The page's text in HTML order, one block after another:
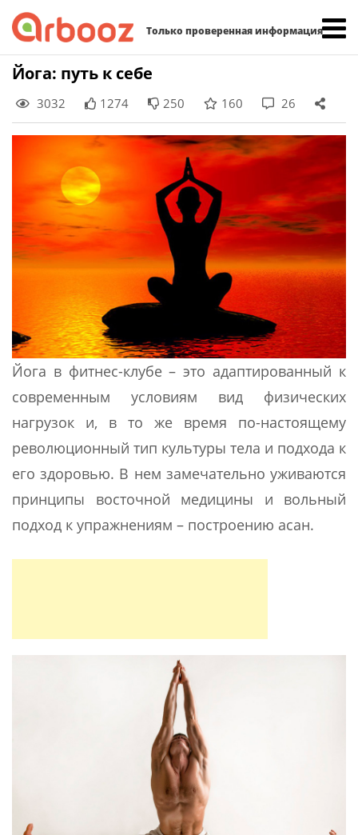
Только проверенная информация
Skip
content
Йога: путь к себе
3032 1274 250 160 26
Йога в фитнес-клубе – это адаптированный к
современным условиям вид физических
нагрузок и, в то же время по-настоящему
революционный тип культуры тела и подхода к
его здоровью. В нем замечательно уживаются
принципы восточной медицины и вольный
подход к упражнениям – построению асан.
Найти: